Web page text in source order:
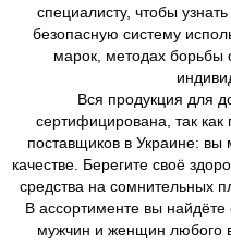
специалисту, чтобы
безопасную систему
марок, методах борьбы
Вся продукция для
сертифицирована, так
поставщиков в Украине:
качестве. Берегите своё
средства на сомнительных
В ассортименте вы найдёте
мужчин и женщин любого